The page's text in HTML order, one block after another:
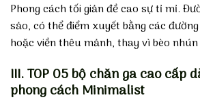
Phong cách tối giản đề cao sự tỉ mỉ.
sảo, có thể điểm xuyết bằng các
hoặc viền thêu mảnh, thay vì bèo
III.TOP 05 bộ chăn ga cao cấp
phong cách Minimalist